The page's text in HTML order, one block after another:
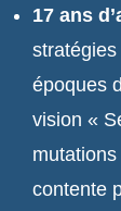
17 ans
époques
vision «
contente